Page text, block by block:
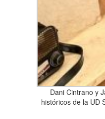
Dani Cintrano y
históricos de la UD